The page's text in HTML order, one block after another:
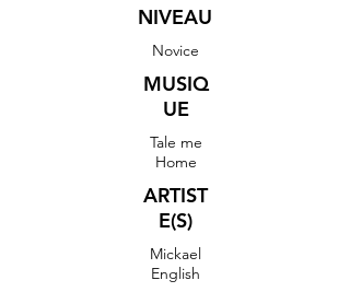
NIVEAU
Novice
MUSIQ
UE
Tale me
Home
ARTIST
E(S)
Mickael
English